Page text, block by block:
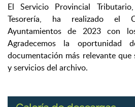
El Servicio Provincial
Tesorería, ha realizado el
Ayuntamientos de 2023 con
Agradecemos la
documentación más relevante que
y servicios del archivo.